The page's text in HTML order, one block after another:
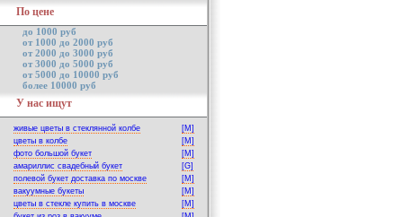
По цене
до 1000 руб
от 1000 до 2000 руб
от 2000 до 3000 руб
от 3000 до 5000 руб
от 5000 до 10000 руб
более 10000 руб
У нас ищут
живые цветы в стеклянной колбе
[M]
цветы в колбе
[M]
фото большой букет
[M]
амариллис свадебный букет
[G]
полевой букет доставка по москве
[M]
вакуумные букеты
[M]
цветы в стекле купить в москве
[M]